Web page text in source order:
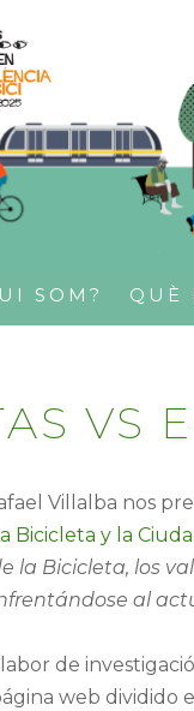
SOM? QUÈ
VS
Villalba nos
Bicicleta y la
la Bicicleta, los
al
de
web dividido